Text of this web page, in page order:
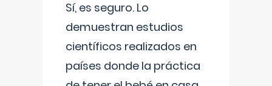
Sí, es seguro. Lo
demuestran estudios
científicos realizados en
países donde la práctica